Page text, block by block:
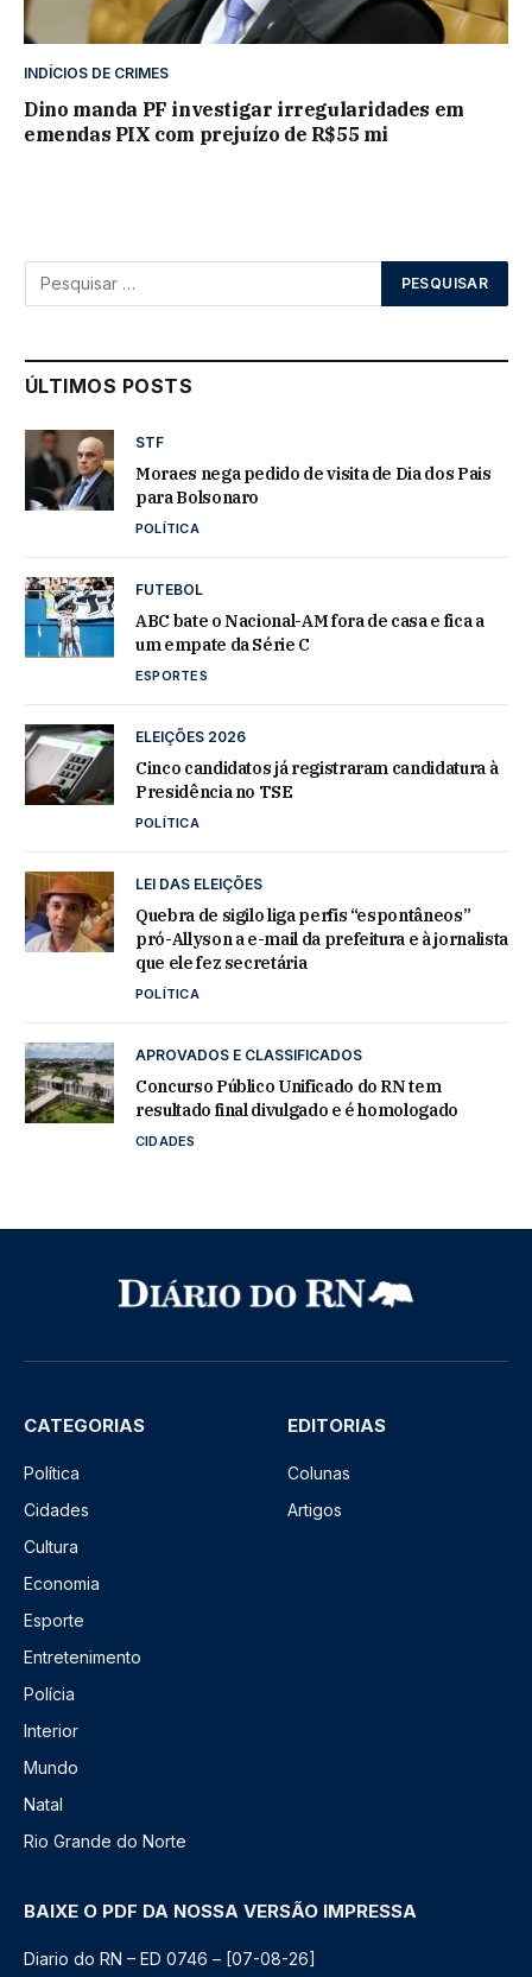
INDÍCIOS DE CRIMES
Dino manda PF investigar irregularidades em
emendas PIX com prejuízo de R$55 mi
ÚLTIMOS POSTS
STF
Moraes nega pedido de visita de Dia dos Pais
para Bolsonaro
POLÍTICA
FUTEBOL
ABC bate o Nacional-AM fora de casa e fica a
um empate da Série C
ESPORTES
ELEIÇÕES 2026
Cinco candidatos já registraram candidatura à
Presidência no TSE
POLÍTICA
LEI DAS ELEIÇÕES
Quebra de sigilo liga perfis “espontâneos”
pró-Allyson a e-mail da prefeitura e à jornalista
que ele fez secretária
POLÍTICA
APROVADOS E CLASSIFICADOS
Concurso Público Unificado do RN tem
resultado final divulgado e é homologado
CIDADES
CATEGORIAS
Política
Cidades
Cultura
Economia
Esporte
Entretenimento
Polícia
Interior
Mundo
Natal
Rio Grande do Norte
EDITORIAS
Colunas
Artigos
BAIXE O PDF DA NOSSA VERSÃO IMPRESSA
Diario do RN – ED 0746 – [07-08-26]